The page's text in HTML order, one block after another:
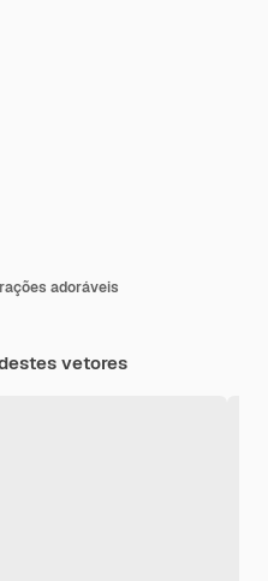
adoráveis
vetores